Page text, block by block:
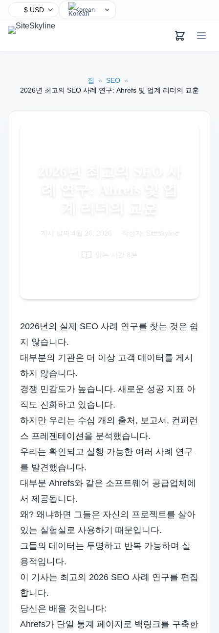
Korean
Arabic
Italian
Danish
집 » SEO »
2026년 최고의 SEO 사례 연구: Ahrefs 및 업계 리더의 교훈
계 리더의 교훈
게시 날짜 4월 26, 2026 작성자: Siteskyline
읽는 시간 8분
2026년의 실제 SEO 사례 연구를 찾는 것은 쉽
지 않습니다.
대부분의 기관은 더 이상 고객 데이터를 게시
하지 않습니다.
경쟁 민감도가 높습니다. 새로운 성공 지표 아
직도 진화하고 있습니다.
하지만 우리는 수십 개의 출처, 보고서, 컨퍼런
스 프레젠테이션을 분석했습니다.
우리는 확인되고 실행 가능한 여러 사례 연구
를 발견했습니다.
대부분 Ahrefs와 같은 소프트웨어 공급업체에
서 제공됩니다.
왜? 왜냐하면 그들은 자신의 프로젝트를 살아
있는 실험실로 사용하기 때문입니다.
그들의 데이터는 투명하고 반복 가능하며 실
용적입니다.
이 기사는 최고의 2026 SEO 사례 연구를 편집
합니다.
당신은 배울 것입니다:
Ahrefs가 단일 통계 페이지로 백링크를 구축한